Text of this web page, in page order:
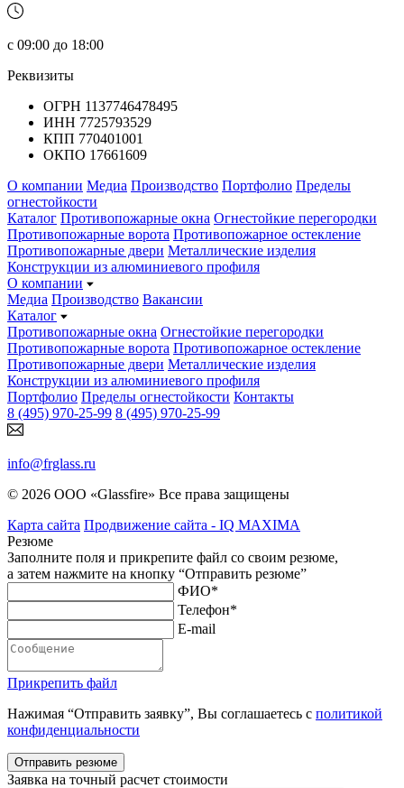
с 09:00 до 18:00
Реквизиты
ОГРН 1137746478495
ИНН 7725793529
КПП 770401001
ОКПО 17661609
О компании Медиа Производство Портфолио Пределы
огнестойкости
Каталог Противопожарные окна Огнестойкие перегородки
Противопожарные ворота Противопожарное остекление
Противопожарные двери Металлические изделия
Конструкции из алюминиевого профиля
О компании
Медиа Производство Вакансии
Каталог
Противопожарные окна Огнестойкие перегородки
Противопожарные ворота Противопожарное остекление
Противопожарные двери Металлические изделия
Конструкции из алюминиевого профиля
Портфолио Пределы огнестойкости Контакты
8 (495) 970-25-99 8 (495) 970-25-99
info@frglass.ru
© 2026 ООО «Glassfire» Все права защищены
Карта сайта Продвижение сайта - IQ MAXIMA
Резюме
Заполните поля и прикрепите файл со своим резюме,
а затем нажмите на кнопку “Отправить резюме”
ФИО*
Телефон*
E-mail
Прикрепить файл
Нажимая “Отправить заявку”, Вы соглашаетесь с политикой
конфиденциальности
Отправить резюме
Заявка на точный расчет стоимости